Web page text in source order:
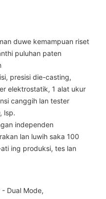
duwe kemampuan riset
puluhan paten
presisi die-casting,
elektrostatik, 1 alat ukur
canggih lan tester
lsp.
independen
lan luwih saka 100
ing produksi, tes lan